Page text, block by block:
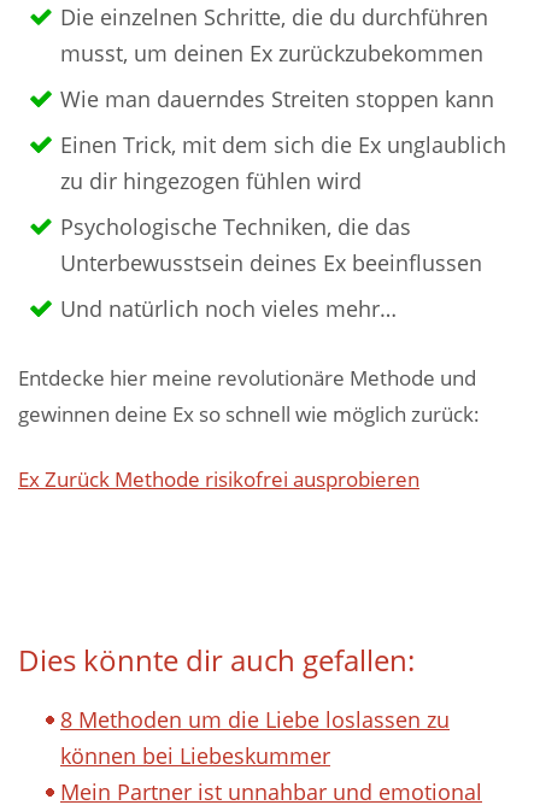
Die einzelnen Schritte, die du durchführen
musst, um deinen Ex zurückzubekommen
Wie man dauerndes Streiten stoppen kann
Einen Trick, mit dem sich die Ex unglaublich
zu dir hingezogen fühlen wird
Psychologische Techniken, die das
Unterbewusstsein deines Ex beeinflussen
Und natürlich noch vieles mehr…
Entdecke hier meine revolutionäre Methode und
gewinnen deine Ex so schnell wie möglich zurück:
Ex Zurück Methode risikofrei ausprobieren
Dies könnte dir auch gefallen:
8 Methoden um die Liebe loslassen zu
können bei Liebeskummer
Mein Partner ist unnahbar und emotional